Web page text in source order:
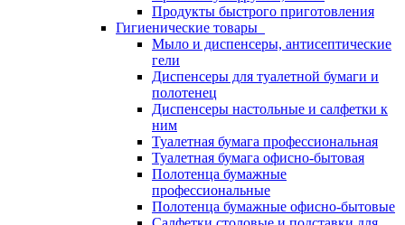
Продукты быстрого приготовления
Гигиенические товары
Мыло и диспенсеры, антисептические
гели
Диспенсеры для туалетной бумаги и
полотенец
Диспенсеры настольные и салфетки к
ним
Туалетная бумага профессиональная
Туалетная бумага офисно-бытовая
Полотенца бумажные
профессиональные
Полотенца бумажные офисно-бытовые